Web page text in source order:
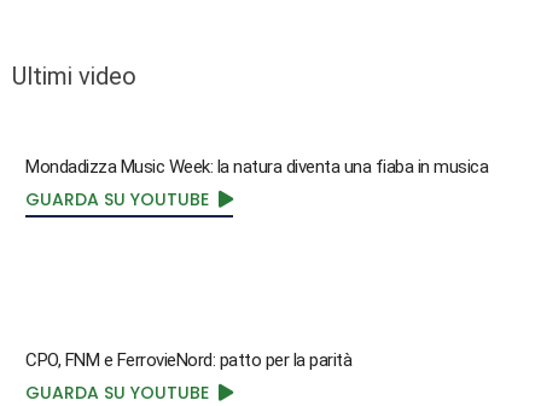
Ultimi video
Mondadizza Music Week: la natura diventa una fiaba in musica
GUARDA SU YOUTUBE
CPO, FNM e FerrovieNord: patto per la parità
GUARDA SU YOUTUBE